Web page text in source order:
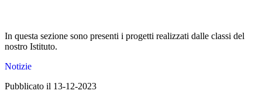
In questa sezione sono presenti i progetti realizzati dalle classi del
nostro Istituto.
Notizie
Pubblicato il 13-12-2023